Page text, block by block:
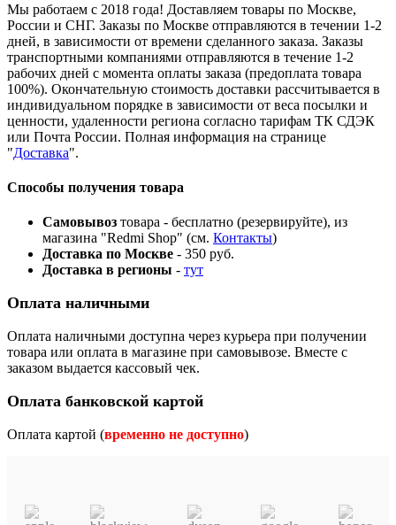
Мы работаем с 2018 года! Доставляем товары по Москве,
России и СНГ. Заказы по Москве отправляются в течении 1-2
дней, в зависимости от времени сделанного заказа. Заказы
транспортными компаниями отправляются в течение 1-2
рабочих дней с момента оплаты заказа (предоплата товара
100%). Окончательную стоимость доставки рассчитывается в
индивидуальном порядке в зависимости от веса посылки и
ценности, удаленности региона согласно тарифам ТК СДЭК
или Почта России. Полная информация на странице
"Доставка".
Способы получения товара
Самовывоз товара - бесплатно (резервируйте), из
магазина "Redmi Shop" (см. Контакты)
Доставка по Москве - 350 руб.
Доставка в регионы - тут
Оплата наличными
Оплата наличными доступна через курьера при получении
товара или оплата в магазине при самовывозе. Вместе с
заказом выдается кассовый чек.
Оплата банковской картой
Оплата картой (временно не доступно)